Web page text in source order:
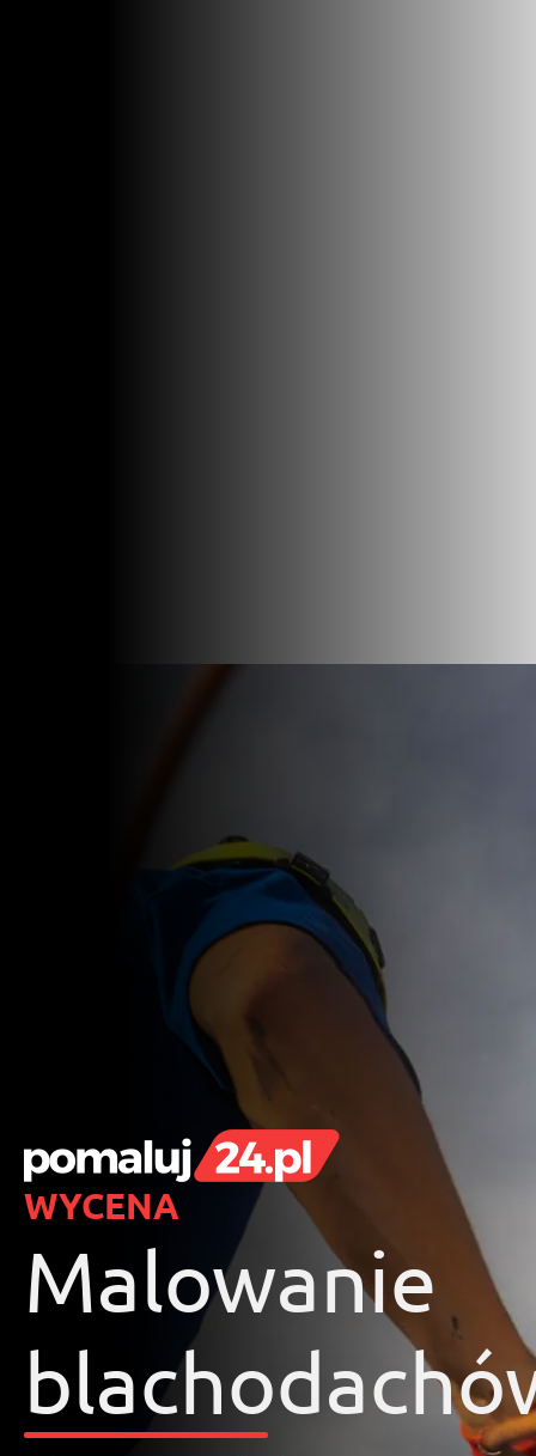
WYCENA
Malowanie